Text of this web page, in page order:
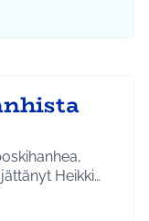
Idean on jättänyt Heikki…